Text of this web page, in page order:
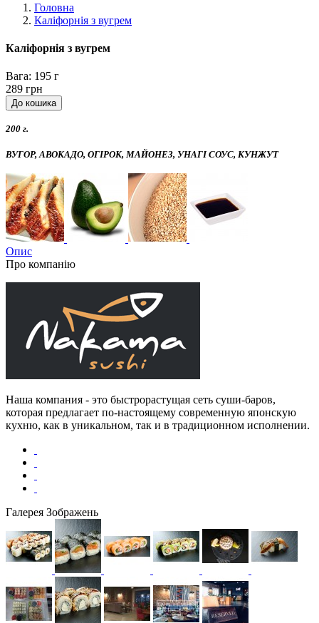
Головна
Каліфорнія з вугрем
Каліфорнія з вугрем
Вага: 195 г
289 грн
200 г.
ВУГОР, АВОКАДО, ОГІРОК, МАЙОНЕЗ, УНАГІ СОУС, КУНЖУТ
Опис
Про компанію
Наша компания - это быстрорастущая сеть суши-баров,
которая предлагает по-настоящему современную японскую
кухню, как в уникальном, так и в традиционном исполнении.
Галерея Зображень